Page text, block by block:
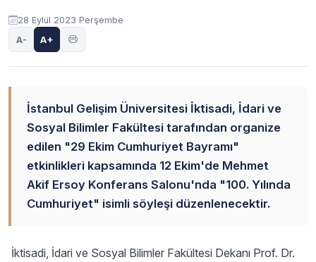
Akademik Takvim Burslar Taban Puanlar
Duyuru içeriği
28 Eylül 2023 Perşembe
A- A+
İstanbul Gelişim Üniversitesi İktisadi, İdari ve
Sosyal Bilimler Fakültesi tarafından organize
edilen "29 Ekim Cumhuriyet Bayramı"
etkinlikleri kapsamında 12 Ekim'de Mehmet
Akif Ersoy Konferans Salonu'nda "100. Yılında
Cumhuriyet" isimli söyleşi düzenlenecektir.
İktisadi, İdari ve Sosyal Bilimler Fakültesi Dekanı Prof. Dr.